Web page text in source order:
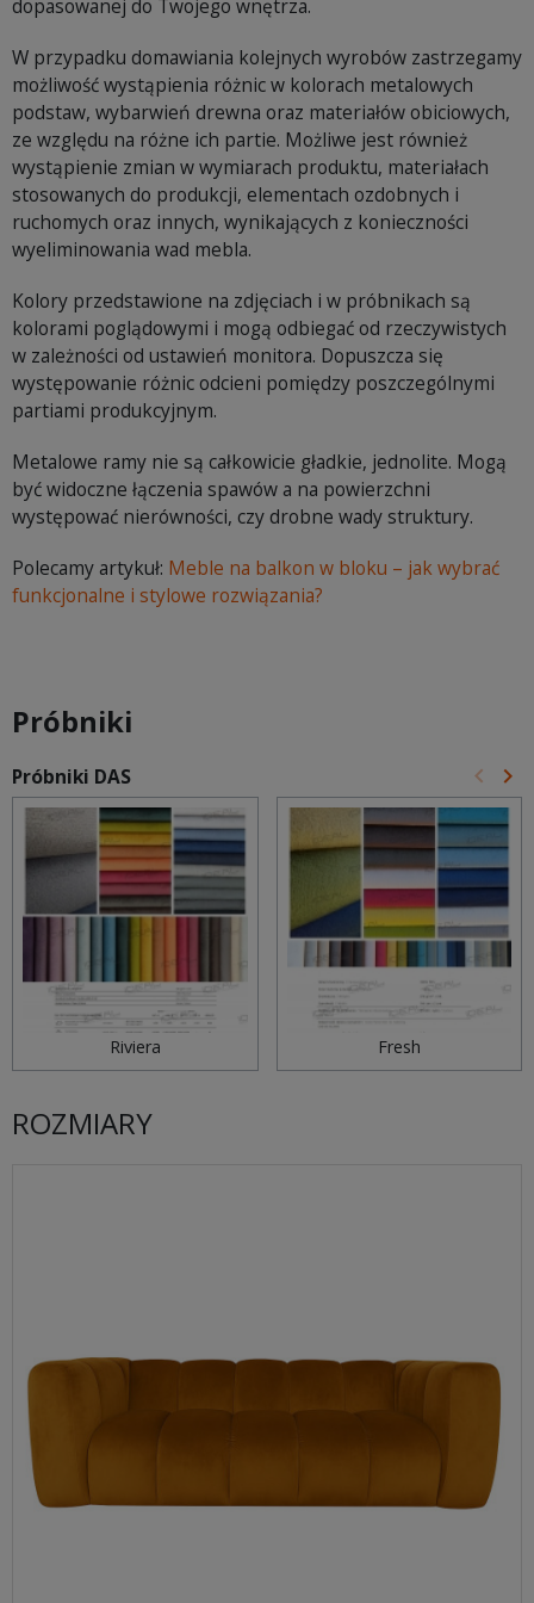
dopasowanej do Twojego wnętrza.
W przypadku domawiania kolejnych wyrobów zastrzegamy
możliwość wystąpienia różnic w kolorach metalowych
podstaw, wybarwień drewna oraz materiałów obiciowych,
ze względu na różne ich partie. Możliwe jest również
wystąpienie zmian w wymiarach produktu, materiałach
stosowanych do produkcji, elementach ozdobnych i
ruchomych oraz innych, wynikających z konieczności
wyeliminowania wad mebla.
Kolory przedstawione na zdjęciach i w próbnikach są
kolorami poglądowymi i mogą odbiegać od rzeczywistych
w zależności od ustawień monitora. Dopuszcza się
występowanie różnic odcieni pomiędzy poszczególnymi
partiami produkcyjnym.
Metalowe ramy nie są całkowicie gładkie, jednolite. Mogą
być widoczne łączenia spawów a na powierzchni
występować nierówności, czy drobne wady struktury.
Polecamy artykuł: Meble na balkon w bloku – jak wybrać
funkcjonalne i stylowe rozwiązania?
Próbniki
Próbniki DAS keyboard_arrow_left keyboard_arrow_right
Riviera Fresh
ROZMIARY